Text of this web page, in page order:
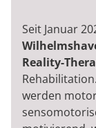
Seit Januar
Reality-
werden